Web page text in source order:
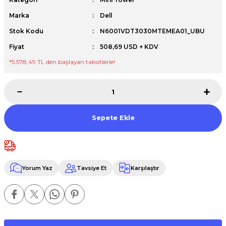
/ XPS+GPU
Marka Dell
Stok Kodu N6001VDT3030MTEMEA01_UBU
Fiyat
508,69 USD + KDV
*5.578,49 TL den başlayan taksitlerle!
Sepete Ekle
Yorum Yaz Tavsiye Et Karşılaştır